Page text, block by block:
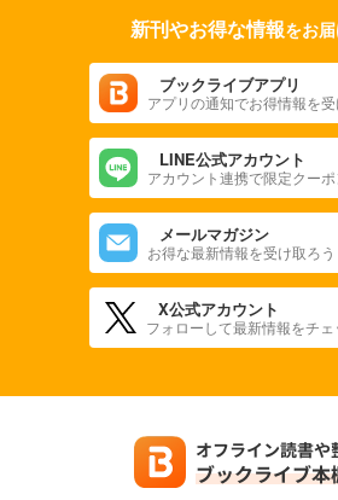
新刊やお得な情報をお
ブックライブアプリ
アプリの通知でお得情報を受
LINE公式アカウント
アカウント連携で限定クーポ
メールマガジン
お得な最新情報を受け取ろう
X公式アカウント
フォローして最新情報をチェ